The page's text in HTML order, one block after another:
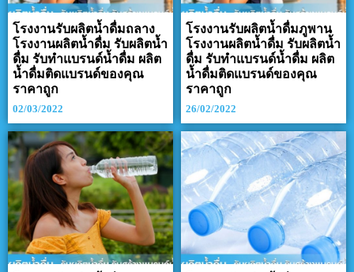
โรงงานรับผลิตน้ำดื่มถลาง
โรงงานผลิตน้ำดื่ม รับผลิตน้ำ
ดื่ม รับทำแบรนด์น้ำดื่ม ผลิต
น้ำดื่มติดแบรนด์ของคุณ
ราคาถูก
02/03/2022
โรงงานรับผลิตน้ำดื่มภูพาน
โรงงานผลิตน้ำดื่ม รับผลิตน้ำ
ดื่ม รับทำแบรนด์น้ำดื่ม ผลิต
น้ำดื่มติดแบรนด์ของคุณ
ราคาถูก
26/02/2022